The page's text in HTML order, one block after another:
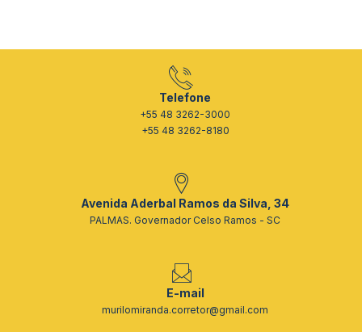
Telefone
+55 48 3262-3000
+55 48 3262-8180
Avenida Aderbal Ramos da Silva, 34
PALMAS. Governador Celso Ramos - SC
E-mail
murilomiranda.corretor@gmail.com